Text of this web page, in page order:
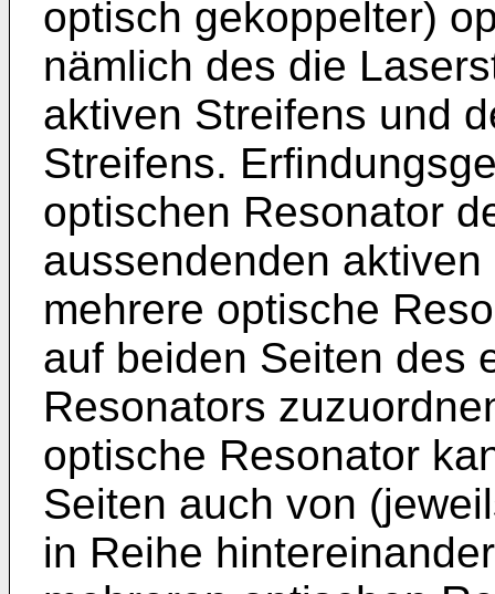
optisch gekoppelter)
nämlich des die
aktiven Streifens und
Streifens.
optischen Resonator
aussendenden
mehrere optische
auf beiden Seiten des
Resonators
optische Resonator
Seiten auch von
in Reihe